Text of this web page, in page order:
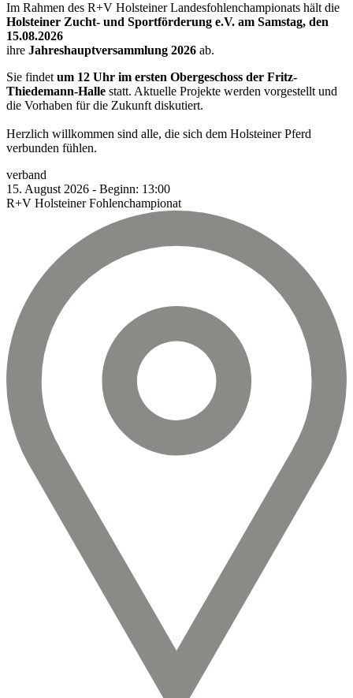
Im Rahmen des R+V Holsteiner Landesfohlenchampionats hält die
Holsteiner Zucht- und Sportförderung e.V. am Samstag, den
15.08.2026
ihre Jahreshauptversammlung 2026 ab.
Sie findet um 12 Uhr im ersten Obergeschoss der Fritz-
Thiedemann-Halle statt. Aktuelle Projekte werden vorgestellt und
die Vorhaben für die Zukunft diskutiert.
Herzlich willkommen sind alle, die sich dem Holsteiner Pferd
verbunden fühlen.
verband
15. August 2026 - Beginn: 13:00
R+V Holsteiner Fohlenchampionat